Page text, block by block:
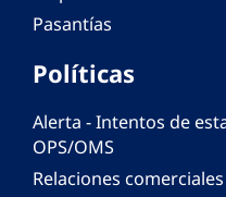
Pasantías
Políticas
Alerta - Intentos de
OPS/OMS
Relaciones